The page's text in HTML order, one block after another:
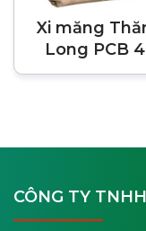
Xi măng
Long PCB
CÔNG TY